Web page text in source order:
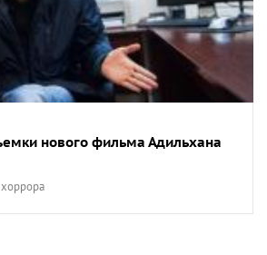
нового фильма Адильхана